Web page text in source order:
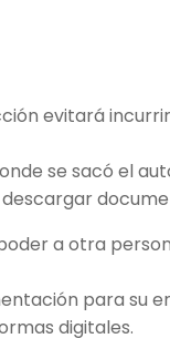
evitará
se sacó el
a otra
para su
digitales.